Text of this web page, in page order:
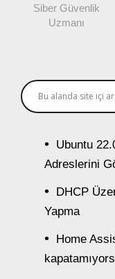
Siber Güvenlik
Uzmanı
Ubuntu
Adreslerini
DHCP
Yapma
Home